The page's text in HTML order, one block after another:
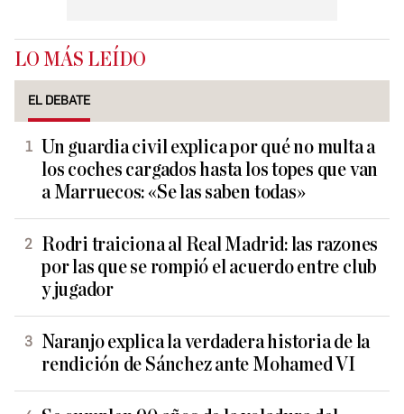
LO MÁS LEÍDO
EL DEBATE
Un guardia civil explica por qué no multa a
los coches cargados hasta los topes que van
a Marruecos: «Se las saben todas»
Rodri traiciona al Real Madrid: las razones
por las que se rompió el acuerdo entre club
y jugador
Naranjo explica la verdadera historia de la
rendición de Sánchez ante Mohamed VI